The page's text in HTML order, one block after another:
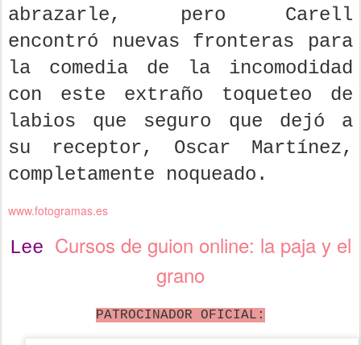
abrazarle, pero Carell
encontró nuevas fronteras para
la comedia de la incomodidad
con este extraño toqueteo de
labios que seguro que dejó a
su receptor, Oscar Martínez,
completamente noqueado.
www.fotogramas.es
Lee Cursos de guion online: la paja y el
grano
PATROCINADOR OFICIAL: